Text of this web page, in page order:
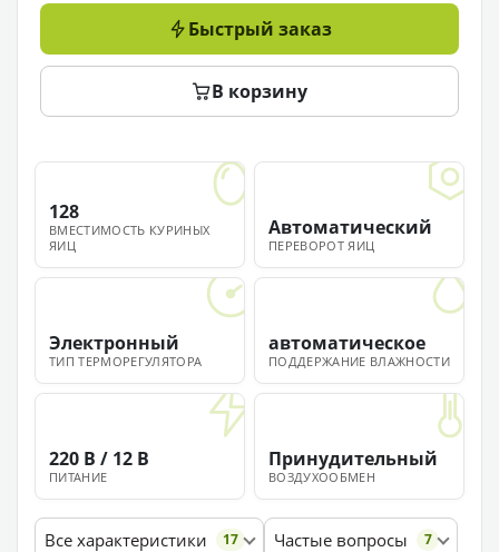
Быстрый заказ
В корзину
ВМЕСТИМОСТЬ КУРИНЫХ
ЯИЦ
128
ПЕРЕВОРОТ ЯИЦ
Автоматический
ТИП ТЕРМОРЕГУЛЯТОРА
Электронный
ПОДДЕРЖАНИЕ ВЛАЖНОСТИ
автоматическое
ПИТАНИЕ
220 В / 12 В
ВОЗДУХООБМЕН
Принудительный
Все характеристики 17 Частые вопросы 7